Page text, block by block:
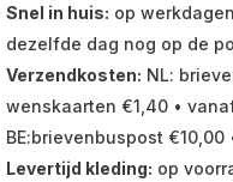
Snel in huis: op
dezelfde dag nog op de
Verzendkosten: NL:
wenskaarten €1,40 •
BE:brievenbuspost €10,00
Levertijd kleding: op